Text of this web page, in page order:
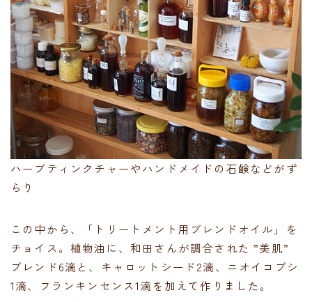
ハーブティンクチャーやハンドメイドの石鹸などがず
らり
この中から、「トリートメント用ブレンドオイル」を
チョイス。植物油に、和田さんが調合された ”美肌”
ブレンド6滴と、キャロットシード2滴、ニオイコブシ
1滴、フランキンセンス1滴を加えて作りました。